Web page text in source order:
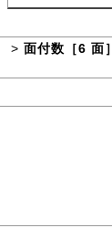
> 面付数［6 面］